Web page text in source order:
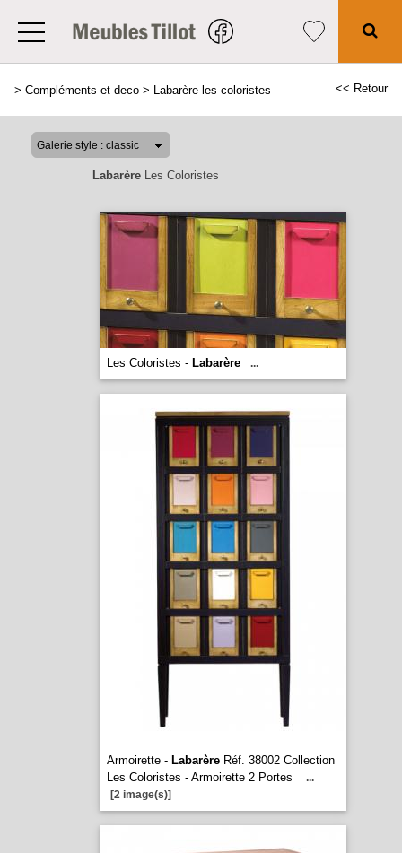
> Compléments et deco > Labarère les coloristes << Retour
LabarèreLes Coloristes
Les Coloristes - Labarère ...
Armoirette - LabarèreRéf. 38002 Collection
Les Coloristes - Armoirette 2 Portes
...
[2 image(s)]